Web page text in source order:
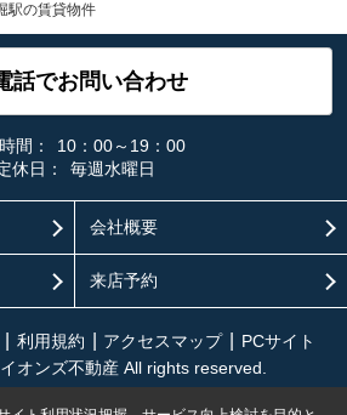
駅の賃貸物件
話でお問い合わせ
間：
10：00～19：00
休日：
毎週水曜日
会社概要
来店予約
利用規約 アクセスマップ
PCサイト
オンズ不動産 All rights reserved.